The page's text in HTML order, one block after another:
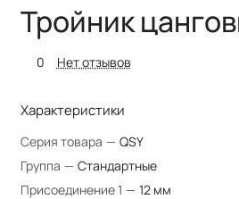
Тройник
0 Нет отзывов
Характеристики
Серия товара — QSY
Группа — Стандартные
Присоединение 1 — 12 мм